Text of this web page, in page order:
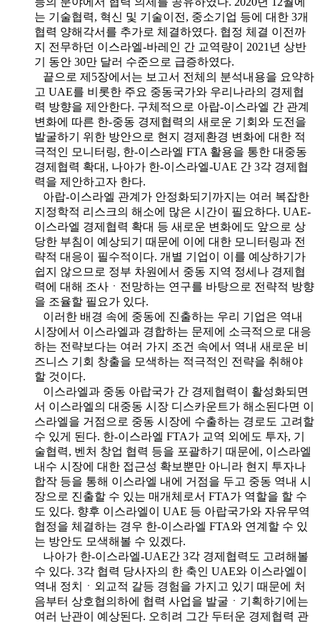
는 기술협력, 혁신 및 기술이전, 중소기업 등에 대한 3개
협력 양해각서를 추가로 체결하였다. 협정 체결 이전까
지 전무하던 이스라엘-바레인 간 교역량이 2021년 상반
기 동안 30만 달러 수준으로 급증하였다.
끝으로 제5장에서는 보고서 전체의 분석내용을 요약하
고 UAE를 비롯한 주요 중동국가와 우리나라의 경제협
력 방향을 제안한다. 구체적으로 아랍-이스라엘 간 관계
변화에 따른 한-중동 경제협력의 새로운 기회와 도전을
발굴하기 위한 방안으로 현지 경제환경 변화에 대한 적
극적인 모니터링, 한-이스라엘 FTA 활용을 통한 대중동
경제협력 확대, 나아가 한-이스라엘-UAE 간 3각 경제협
력을 제안하고자 한다.
아랍-이스라엘 관계가 안정화되기까지는 여러 복잡한
지정학적 리스크의 해소에 많은 시간이 필요하다. UAE-
이스라엘 경제협력 확대 등 새로운 변화에도 앞으로 상
당한 부침이 예상되기 때문에 이에 대한 모니터링과 전
략적 대응이 필수적이다. 개별 기업이 이를 예상하기가
쉽지 않으므로 정부 차원에서 중동 지역 정세나 경제협
력에 대해 조사ㆍ전망하는 연구를 바탕으로 전략적 방향
을 조율할 필요가 있다.
이러한 배경 속에 중동에 진출하는 우리 기업은 역내
시장에서 이스라엘과 경합하는 문제에 소극적으로 대응
하는 전략보다는 여러 가지 조건 속에서 역내 새로운 비
즈니스 기회 창출을 모색하는 적극적인 전략을 취해야
할 것이다.
이스라엘과 중동 아랍국가 간 경제협력이 활성화되면
서 이스라엘의 대중동 시장 디스카운트가 해소된다면 이
스라엘을 거점으로 중동 시장에 수출하는 경로도 고려할
수 있게 된다. 한-이스라엘 FTA가 교역 외에도 투자, 기
술협력, 벤처 창업 협력 등을 포괄하기 때문에, 이스라엘
내수 시장에 대한 접근성 확보뿐만 아니라 현지 투자나
합작 등을 통해 이스라엘 내에 거점을 두고 중동 역내 시
장으로 진출할 수 있는 매개체로서 FTA가 역할을 할 수
도 있다. 향후 이스라엘이 UAE 등 아랍국가와 자유무역
협정을 체결하는 경우 한-이스라엘 FTA와 연계할 수 있
는 방안도 모색해볼 수 있겠다.
나아가 한-이스라엘-UAE간 3각 경제협력도 고려해볼
수 있다. 3각 협력 당사자의 한 축인 UAE와 이스라엘이
역내 정치ㆍ외교적 갈등 경험을 가지고 있기 때문에 처
음부터 상호협의하에 협력 사업을 발굴ㆍ기획하기에는
여러 난관이 예상된다. 오히려 그간 두터운 경제협력 관